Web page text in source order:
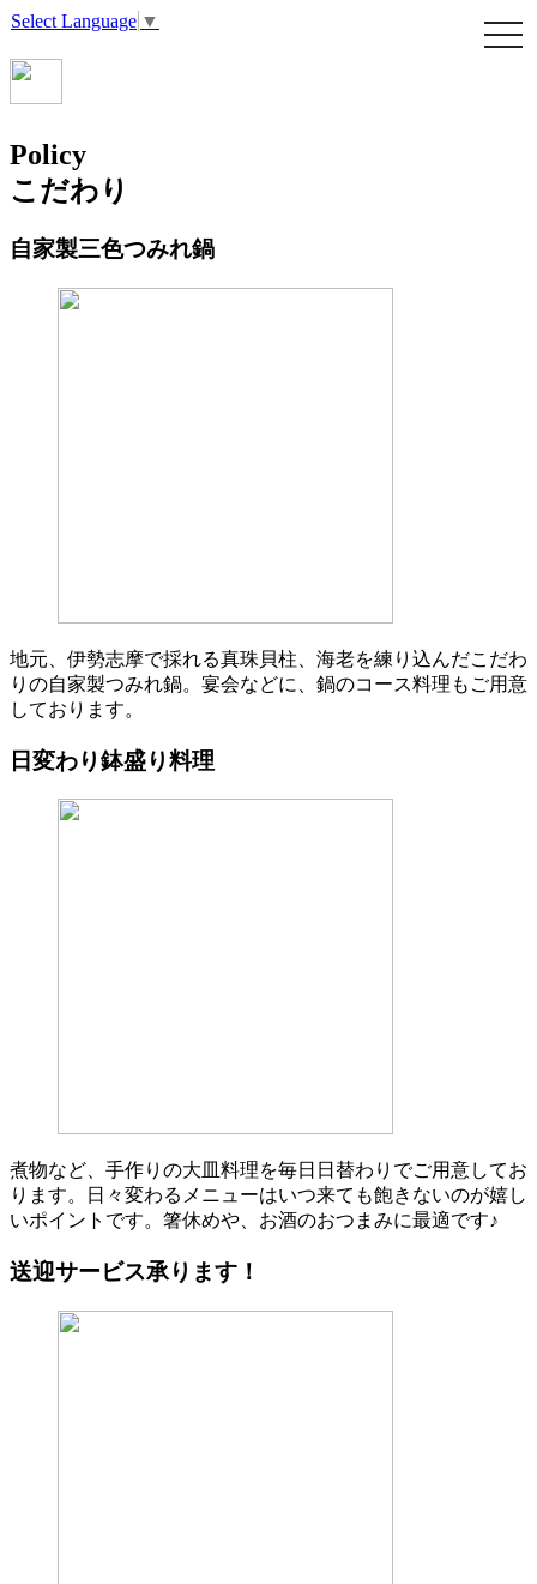
Select Language ▼
Policy
こだわり
自家製三色つみれ鍋
地元、伊勢志摩で採れる真珠貝柱、海老を練り込んだこだわ
りの自家製つみれ鍋。宴会などに、鍋のコース料理もご用意
しております。
日変わり鉢盛り料理
煮物など、手作りの大皿料理を毎日日替わりでご用意してお
ります。日々変わるメニューはいつ来ても飽きないのが嬉し
いポイントです。箸休めや、お酒のおつまみに最適です♪
送迎サービス承ります！